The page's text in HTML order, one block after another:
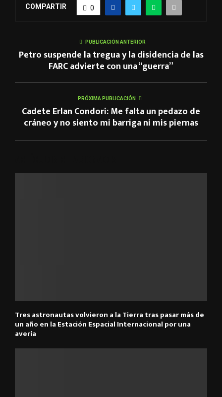
COMPARTIR 0
PUBLICACIÓN ANTERIOR
Petro suspende la tregua y la disidencia de las
FARC advierte con una “guerra”
PRÓXIMA PUBLICACIÓN
Cadete Erlan Condori: Me falta un pedazo de
cráneo y no siento mi barriga ni mis piernas
Tres astronautas volvieron a la Tierra tras pasar más de
un año en la Estación Espacial Internacional por una
avería